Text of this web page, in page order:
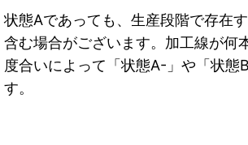
状態Aであっても、生産段階で存在
含む場合がございます。加工線が何
度合いによって「状態A-」や「状態
す。